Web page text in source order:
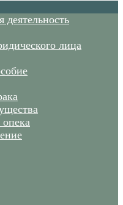
деятельность
лица